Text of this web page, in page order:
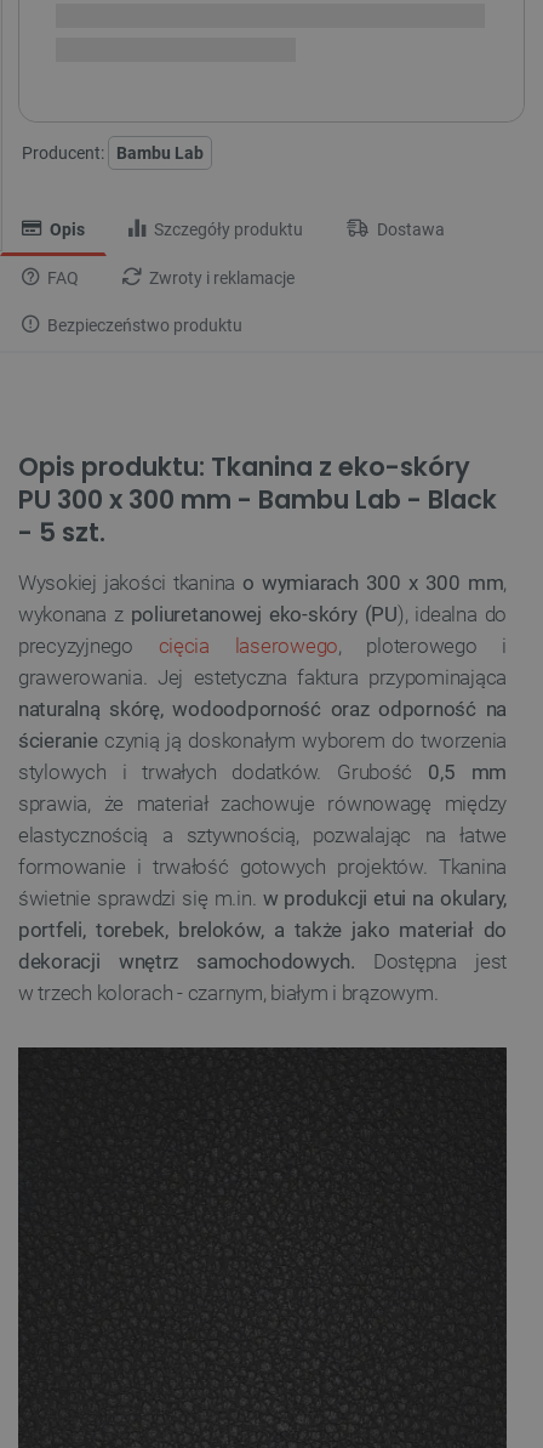
Producent: Bambu Lab
Opis Szczegóły produktu Dostawa
FAQ Zwroty i reklamacje
Bezpieczeństwo produktu
Opis produktu: Tkanina z eko-skóry
PU 300 x 300 mm - Bambu Lab - Black
- 5 szt.
Wysokiej jakości tkanina o wymiarach 300 x 300 mm,
wykonana z poliuretanowej eko-skóry (PU), idealna do
precyzyjnego cięcia laserowego, ploterowego i
grawerowania. Jej estetyczna faktura przypominająca
naturalną skórę, wodoodporność oraz odporność na
ścieranieczynią ją doskonałym wyborem do tworzenia
stylowych i trwałych dodatków. Grubość 0,5 mm
sprawia, że materiał zachowuje równowagę między
elastycznością a sztywnością, pozwalając na łatwe
formowanie i trwałość gotowych projektów. Tkanina
świetnie sprawdzi się m.in. w produkcji etui na okulary,
portfeli, torebek, breloków, a także jako materiał do
dekoracji wnętrz samochodowych. Dostępna jest
w trzech kolorach - czarnym, białym i brązowym.